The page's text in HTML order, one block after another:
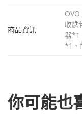
商品資訊
收納
器*1
*1、
你可能也